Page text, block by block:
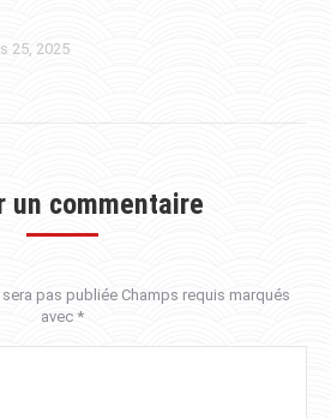
25, 2025
un commentaire
pas publiée Champs requis marqués
avec *